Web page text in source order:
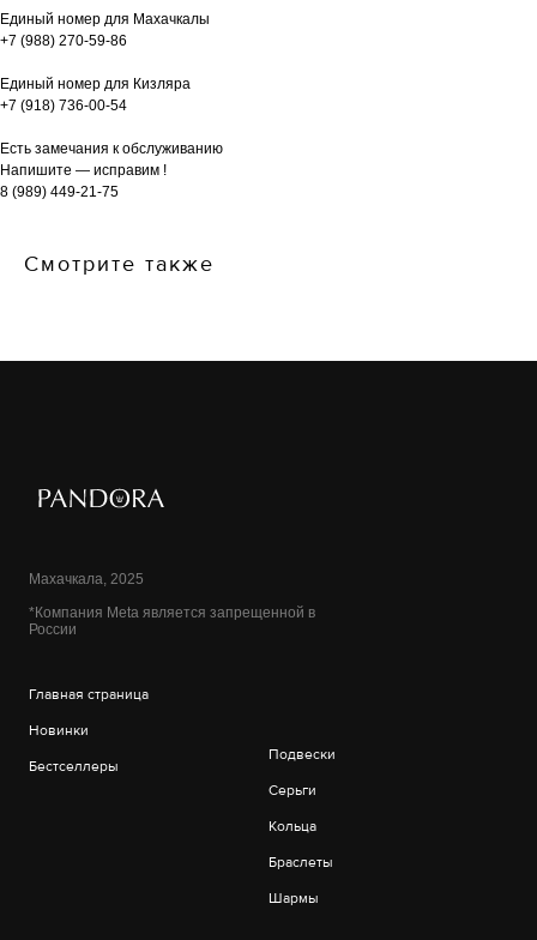
Единый номер для Махачкалы
+7 (988) 270-59-86
Единый номер для Кизляра
+7 (918) 736-00-54
Есть замечания к обслуживанию
Напишите — исправим !
8 (989) 449-21-75
Смотрите также
Махачкала, 2025
*Компания Meta является запрещенной в
России
Главная страница
Новинки
Бестселлеры
Подвески
Серьги
Кольца
Браслеты
Шармы